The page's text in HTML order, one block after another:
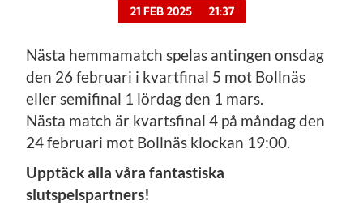
21 FEB 2025 21:37
Nästa hemmamatch spelas antingen onsdag
den 26 februari i kvartfinal 5 mot Bollnäs
eller semifinal 1 lördag den 1 mars.
Nästa match är kvartsfinal 4 på måndag den
24 februari mot Bollnäs klockan 19:00.
Upptäck alla våra fantastiska
slutspelspartners!